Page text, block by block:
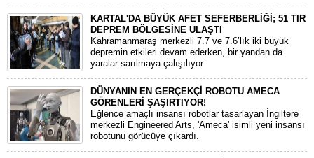
KARTAL'DA BÜYÜK AFET SEFERBERLİĞİ; 51 TIR
DEPREM BÖLGESİNE ULAŞTI
Kahramanmaraş merkezli 7.7 ve 7.6’lık iki büyük
depremin etkileri devam ederken, bir yandan da
yaralar sarılmaya çalışılıyor
DÜNYANIN EN GERÇEKÇİ ROBOTU AMECA
GÖRENLERİ ŞAŞIRTIYOR!
Eğlence amaçlı insansı robotlar tasarlayan İngiltere
merkezli Engineered Arts, 'Ameca' isimli yeni insansı
robotunu görücüye çıkardı.